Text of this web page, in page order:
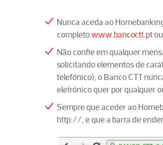
Nunca aceda ao
completowww.bancoctt.pt ou
Não confie em qualquer
solicitando elementos de
telefónico); o Banco CTT
eletrónico quer por qualquer
Sempre que aceder ao
http://, e que a barra de